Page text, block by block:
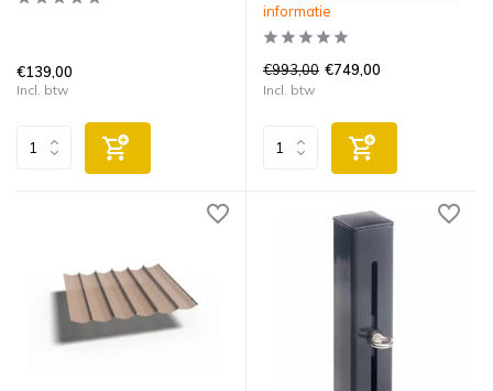
€139,00
Incl. btw
informatie
€993,00 €749,00
Incl. btw